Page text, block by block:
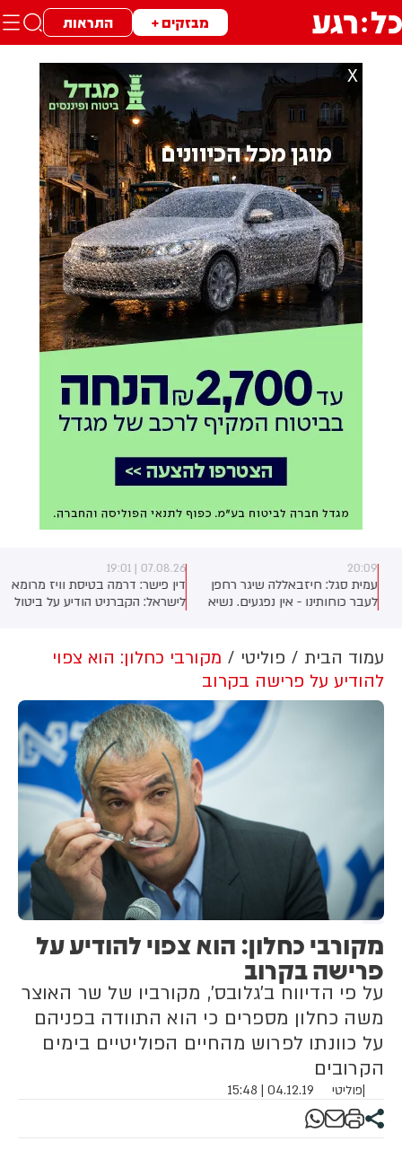
מבזקים + התראות
X
20:09
עמית סגל: חיזבאללה שיגר רחפן
לעבר כוחותינו - אין נפגעים. נשיא
הכלכלי במדינה קטסטרופלי. ארדן
בראיון לפגוש את העיתונות: הליכוד
הציע לי שריון בימים האחרונים אך
סירבתי. מעדיף בבירור להמליץ על
מועמד ימני להרכבת הממשלה, אך
זו צריכה להיות רחבה ולהביא לגיוס.
בנו של הנשיא לשעבר ביידן: הסרטן
07.08.26 | 19:01
דין פישר: דרמה בטיסת וויז מרומא
לישראל: הקברניט הודיע על ביטול
עמוד הבית פוליטי
מקורבי כחלון: הוא צפוי
להודיע על פרישה בקרוב
מקורבי כחלון: הוא צפוי להודיע על
פרישה בקרוב
על פי הדיווח ב'גלובס', מקורביו של שר האוצר
משה כחלון מספרים כי הוא התוודה בפניהם
על כוונתו לפרוש מהחיים הפוליטיים בימים
הקרובים
|פוליטי 04.12.19 | 15:48